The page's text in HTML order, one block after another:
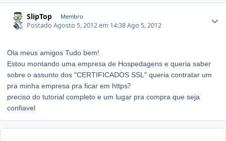
SlipTop Membro
PostadoAgosto 5, 2012 em 14:38Ago 5, 2012
Ola meus amigos Tudo bem!
Estou montando uma empresa de Hospedagens e queria saber
sobre o assunto dos "CERTIFICADOS SSL" queria contratar um
pra minha empresa pra ficar em https?
preciso do tutorial completo e um lugar pra compra que seja
confiavel